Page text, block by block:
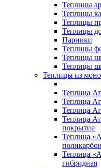
Теплицы
Теплицы
Теплицы
Теплицы
Парники
Теплицы
Теплицы
Теплицы
Теплицы из
Теплица
Теплица
Теплица
Теплица
покрытие
Теплица
Теплица
гибридная